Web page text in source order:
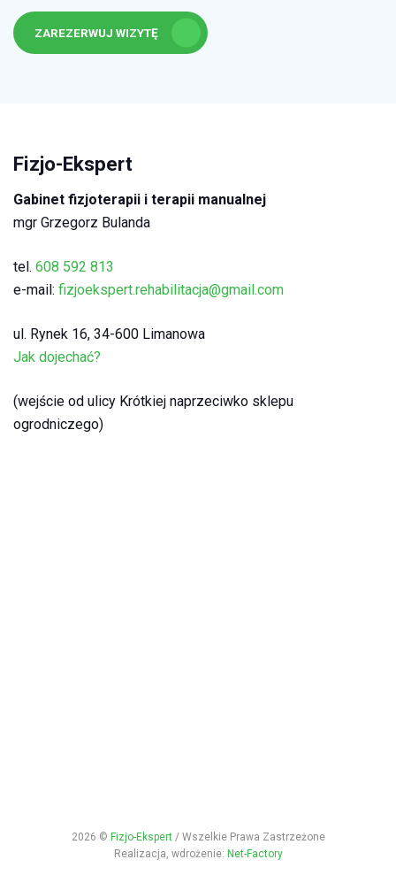
ZAREZERWUJ WIZYTĘ
Fizjo-Ekspert
Gabinet fizjoterapii i terapii manualnej
mgr Grzegorz Bulanda
tel. 608 592 813
e-mail: fizjoekspert.rehabilitacja@gmail.com
ul. Rynek 16, 34-600 Limanowa
Jak dojechać?
(wejście od ulicy Krótkiej naprzeciwko sklepu
ogrodniczego)
2026 © Fizjo-Ekspert / Wszelkie Prawa Zastrzeżone
Realizacja, wdrożenie: Net-Factory